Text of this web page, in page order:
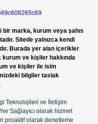
marka, kurum veya şahıs
Sitede yalnızca kendi
Burada yer alan içerikler
kurum ve kişiler hakkında
ve kişiler ile isim
bilgiler taslak
Teknolojileri ve İletişim
Sağlayıcı olarak hizmet
proaktif olarak denetleme